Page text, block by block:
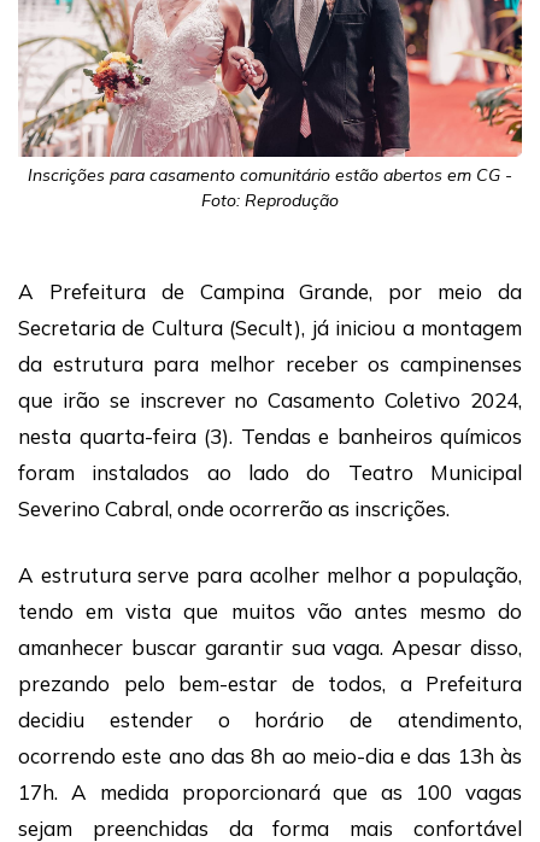
Inscrições para casamento comunitário estão abertos em CG -
Foto: Reprodução
A Prefeitura de Campina Grande, por meio da
Secretaria de Cultura (Secult), já iniciou a montagem
da estrutura para melhor receber os campinenses
que irão se inscrever no Casamento Coletivo 2024,
nesta quarta-feira (3). Tendas e banheiros químicos
foram instalados ao lado do Teatro Municipal
Severino Cabral, onde ocorrerão as inscrições.
A estrutura serve para acolher melhor a população,
tendo em vista que muitos vão antes mesmo do
amanhecer buscar garantir sua vaga. Apesar disso,
prezando pelo bem-estar de todos, a Prefeitura
decidiu estender o horário de atendimento,
ocorrendo este ano das 8h ao meio-dia e das 13h às
17h. A medida proporcionará que as 100 vagas
sejam preenchidas da forma mais confortável